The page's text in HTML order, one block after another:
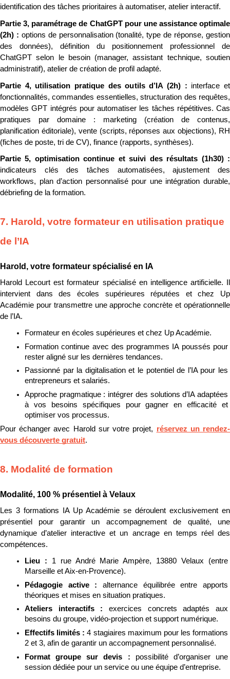
identification des tâches prioritaires à automatiser, atelier interactif.
Partie 3, paramétrage de ChatGPT pour une assistance optimale
(2h) : options de personnalisation (tonalité, type de réponse, gestion
des données), définition du positionnement professionnel de
ChatGPT selon le besoin (manager, assistant technique, soutien
administratif), atelier de création de profil adapté.
Partie 4, utilisation pratique des outils d’IA (2h) : interface et
fonctionnalités, commandes essentielles, structuration des requêtes,
modèles GPT intégrés pour automatiser les tâches répétitives. Cas
pratiques par domaine : marketing (création de contenus,
planification éditoriale), vente (scripts, réponses aux objections), RH
(fiches de poste, tri de CV), finance (rapports, synthèses).
indicateurs clés des tâches automatisées, ajustement des
workflows, plan d’action personnalisé pour une intégration durable,
débriefing de la formation.
7. Harold, votre formateur en utilisation pratique
de l’IA
Harold, votre formateur spécialisé en IA
Harold Lecourt est formateur spécialisé en intelligence artificielle. Il
intervient dans des écoles supérieures réputées et chez Up
Académie pour transmettre une approche concrète et opérationnelle
de l’IA.
Formateur en écoles supérieures et chez Up Académie.
Formation continue avec des programmes IA poussés pour
rester aligné sur les dernières tendances.
Passionné par la digitalisation et le potentiel de l’IA pour les
entrepreneurs et salariés.
Approche pragmatique : intégrer des solutions d’IA adaptées
à vos besoins spécifiques pour gagner en efficacité et
optimiser vos processus.
Pour échanger avec Harold sur votre projet, réservez un rendez-
vous découverte gratuit.
8. Modalité de formation
Modalité, 100 % présentiel à Velaux
Les 3 formations IA Up Académie se déroulent exclusivement en
présentiel pour garantir un accompagnement de qualité, une
dynamique d’atelier interactive et un ancrage en temps réel des
compétences.
Lieu : 1 rue André Marie Ampère, 13880 Velaux (entre
Marseille et Aix-en-Provence).
Pédagogie active : alternance équilibrée entre apports
théoriques et mises en situation pratiques.
Ateliers interactifs : exercices concrets adaptés aux
besoins du groupe, vidéo-projection et support numérique.
Effectifs limités : 4 stagiaires maximum pour les formations
2 et 3, afin de garantir un accompagnement personnalisé.
Format groupe sur devis : possibilité d’organiser une
session dédiée pour un service ou une équipe d’entreprise.